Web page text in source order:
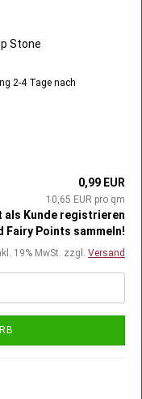
Stone
2-4 Tage nach
0,99 EUR
10,65 EUR pro qm
als Kunde registrieren
Fairy Points sammeln!
19% MwSt. zzgl. Versand